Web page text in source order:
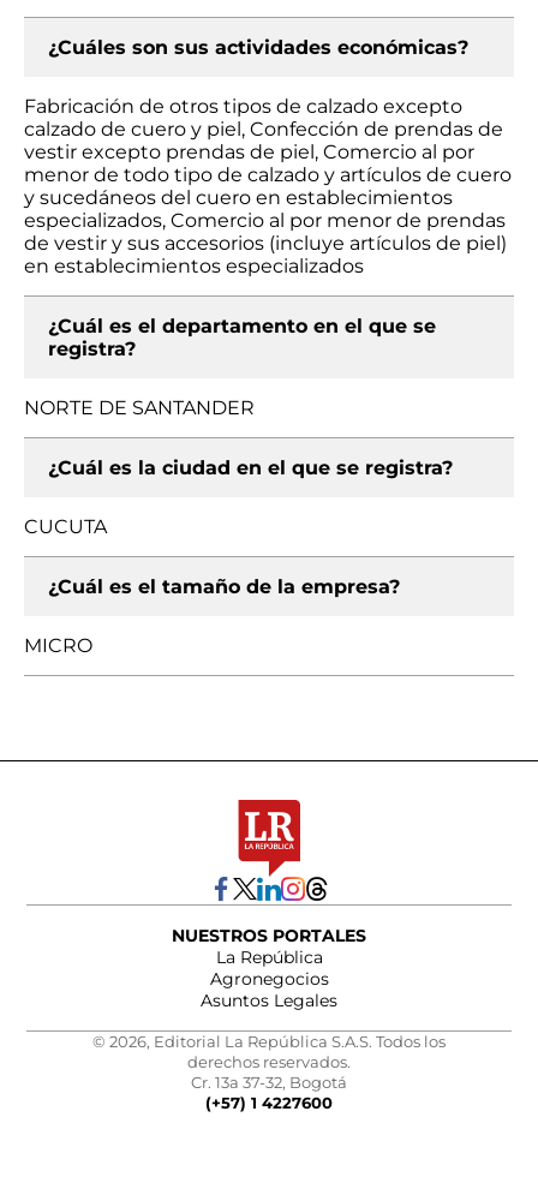
¿Cuáles son sus actividades económicas?
Fabricación de otros tipos de calzado excepto
calzado de cuero y piel, Confección de prendas de
vestir excepto prendas de piel, Comercio al por
menor de todo tipo de calzado y artículos de cuero
y sucedáneos del cuero en establecimientos
especializados, Comercio al por menor de prendas
de vestir y sus accesorios (incluye artículos de piel)
en establecimientos especializados
¿Cuál es el departamento en el que se
registra?
NORTE DE SANTANDER
¿Cuál es la ciudad en el que se registra?
CUCUTA
¿Cuál es el tamaño de la empresa?
MICRO
NUESTROS PORTALES
La República
Agronegocios
Asuntos Legales
© 2026, Editorial La República S.A.S. Todos los
derechos reservados.
Cr. 13a 37-32, Bogotá
(+57) 1 4227600